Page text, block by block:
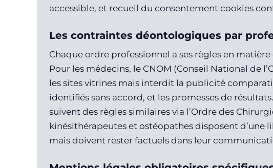
accessible, et recueil du consentement cookies
Les contraintes déontologiques par
Chaque ordre professionnel a ses règles en
Pour les médecins, le CNOM (Conseil National de
les sites vitrines mais interdit la publicité
identifiés sans accord, et les promesses de
suivent des règles similaires via l’Ordre des
kinésithérapeutes et ostéopathes disposent d’une
mais doivent rester factuels dans leur